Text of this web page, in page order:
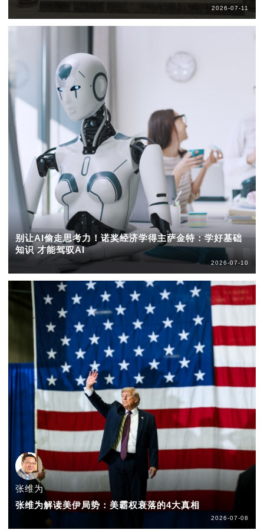
2026-07-11
别让AI偷走思考力！诺奖经济学得主萨金特：学好基础
知识 才能驾驭AI
2026-07-10
张维为
张维为解读美伊局势：美霸权衰落的4大真相
2026-07-08